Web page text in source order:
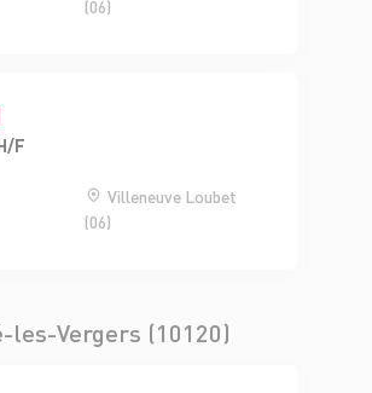
(06)
F
Villeneuve Loubet
(06)
les-Vergers (10120)